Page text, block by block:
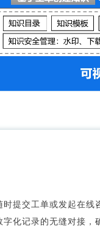
时提交工单或发起在线
字化记录的无缝对接，